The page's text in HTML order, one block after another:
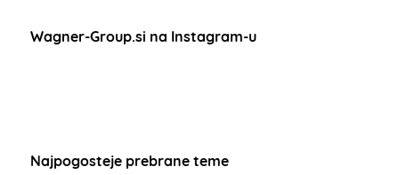
Wagner-Group.si na Instagram-u
Najpogosteje prebrane teme